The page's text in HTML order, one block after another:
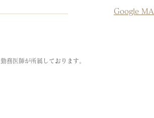
Google
務医師が所属しております。